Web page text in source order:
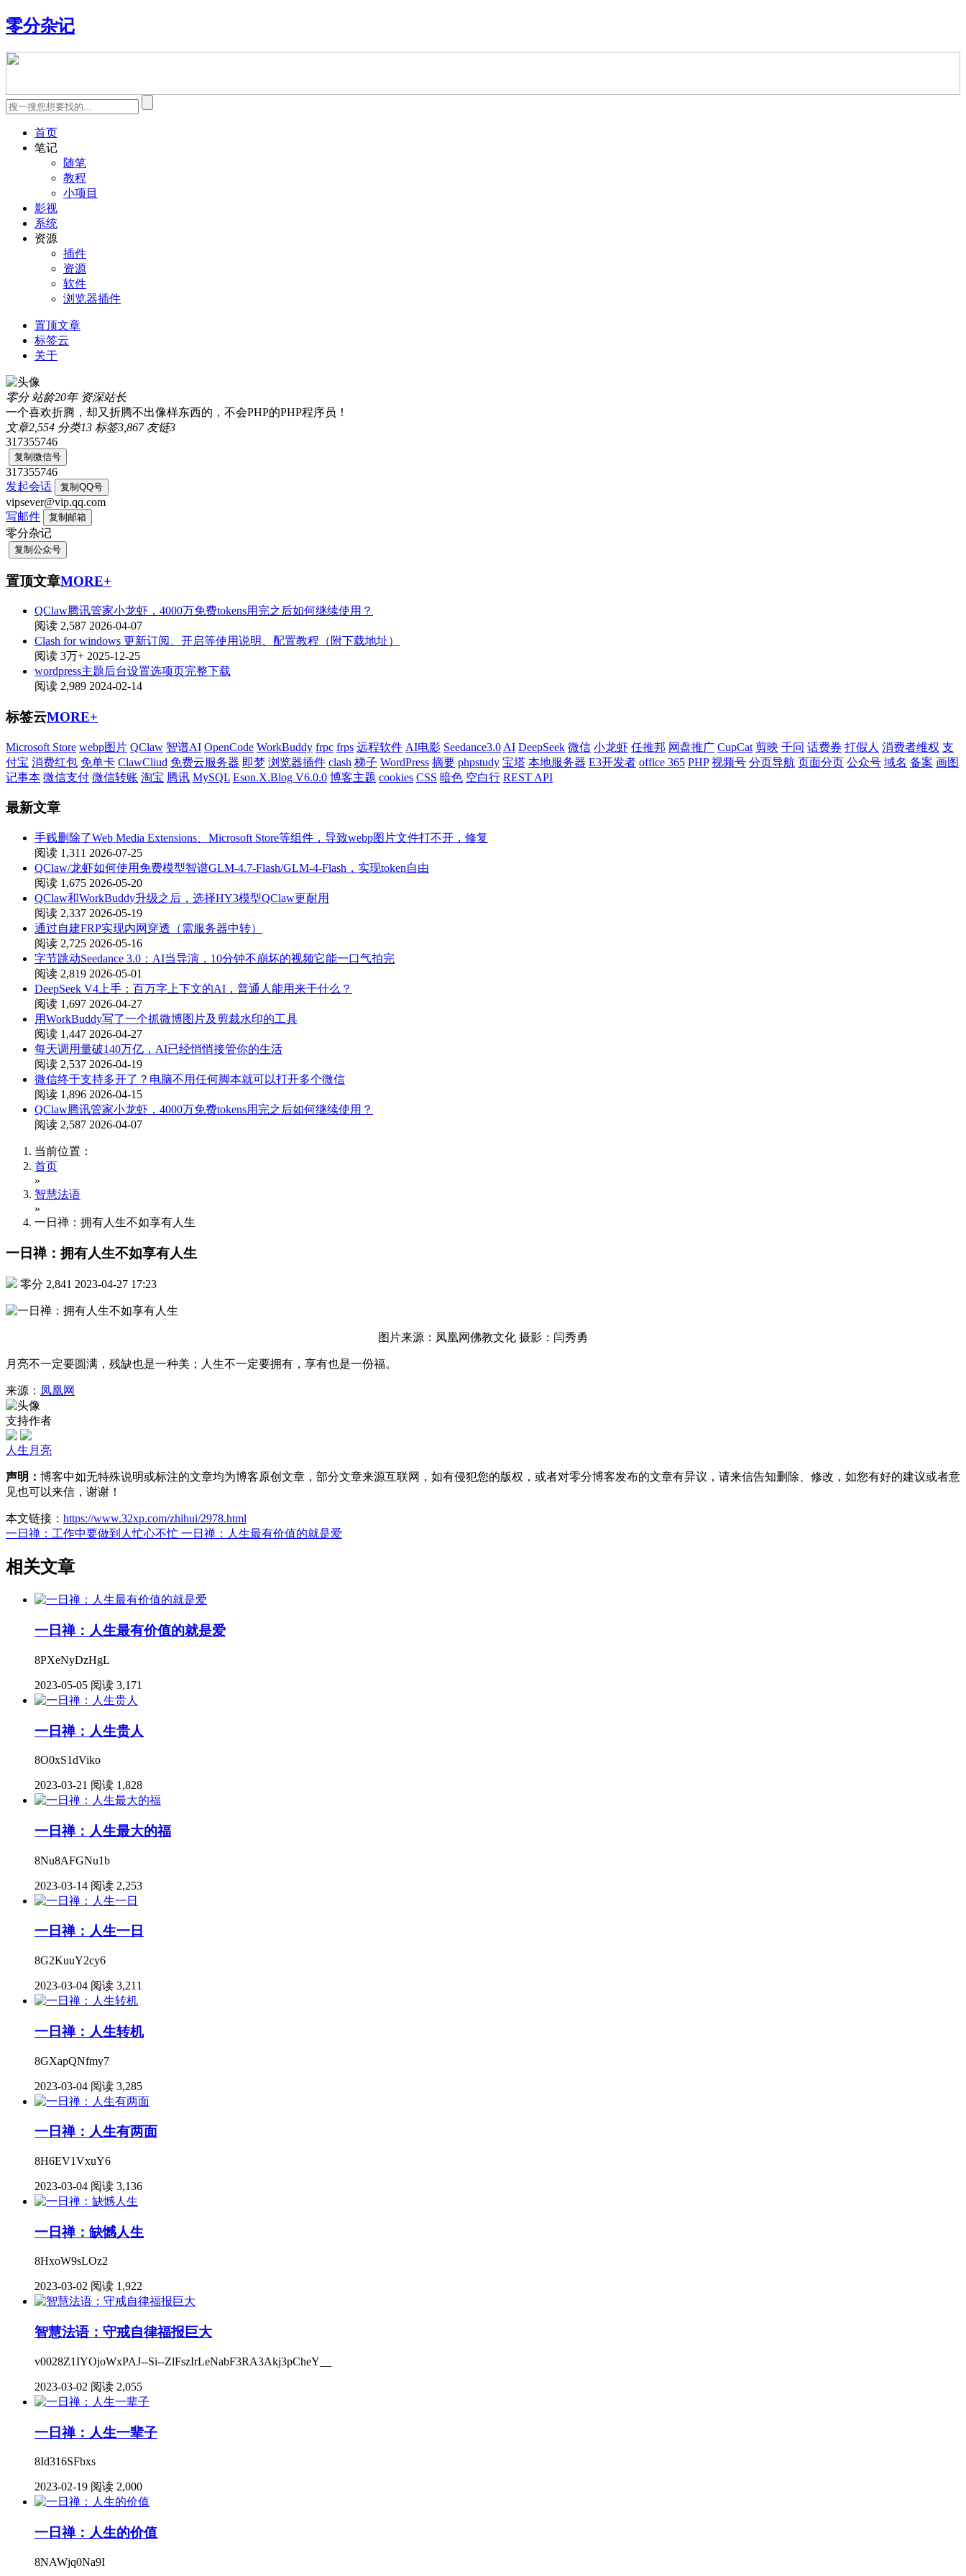
零分杂记
首页
笔记
随笔
教程
小项目
影视
系统
资源
插件
资源
软件
浏览器插件
置顶文章
标签云
关于
零分 站龄20年 资深站长
一个喜欢折腾，却又折腾不出像样东西的，不会PHP的PHP程序员！
文章2,554 分类13 标签3,867 友链3
317355746
复制微信号
317355746
发起会话
复制QQ号
vipsever@vip.qq.com
写邮件
复制邮箱
零分杂记
复制公众号
置顶文章MORE+
QClaw腾讯管家小龙虾，4000万免费tokens用完之后如何继续使用？
阅读 2,587 2026-04-07
Clash for windows 更新订阅、开启等使用说明、配置教程（附下载地址）
阅读 3万+ 2025-12-25
wordpress主题后台设置选项页完整下载
阅读 2,989 2024-02-14
标签云MORE+
Microsoft Store webp图片 QClaw 智谱AI OpenCode WorkBuddy frpc frps 远程软件 AI电影 Seedance3.0 AI DeepSeek 微信 小龙虾 任推邦 网盘推广 CupCat 剪映 千问 话费券 打假人 消费者维权 支
付宝 消费红包 免单卡 ClawCliud 免费云服务器 即梦 浏览器插件 clash 梯子 WordPress 摘要 phpstudy 宝塔 本地服务器 E3开发者 office 365 PHP 视频号 分页导航 页面分页 公众号 域名 备案 画图
记事本 微信支付 微信转账 淘宝 腾讯 MySQL Eson.X.Blog V6.0.0 博客主题 cookies CSS 暗色 空白行 REST API
最新文章
手贱删除了Web Media Extensions、Microsoft Store等组件，导致webp图片文件打不开，修复
阅读 1,311 2026-07-25
QClaw/龙虾如何使用免费模型智谱GLM-4.7-Flash/GLM-4-Flash，实现token自由
阅读 1,675 2026-05-20
QClaw和WorkBuddy升级之后，选择HY3模型QClaw更耐用
阅读 2,337 2026-05-19
通过自建FRP实现内网穿透（需服务器中转）
阅读 2,725 2026-05-16
字节跳动Seedance 3.0：AI当导演，10分钟不崩坏的视频它能一口气拍完
阅读 2,819 2026-05-01
DeepSeek V4上手：百万字上下文的AI，普通人能用来干什么？
阅读 1,697 2026-04-27
用WorkBuddy写了一个抓微博图片及剪裁水印的工具
阅读 1,447 2026-04-27
每天调用量破140万亿，AI已经悄悄接管你的生活
阅读 2,537 2026-04-19
微信终于支持多开了？电脑不用任何脚本就可以打开多个微信
阅读 1,896 2026-04-15
QClaw腾讯管家小龙虾，4000万免费tokens用完之后如何继续使用？
阅读 2,587 2026-04-07
当前位置：
首页
»
智慧法语
»
一日禅：拥有人生不如享有人生
一日禅：拥有人生不如享有人生
零分 2,841 2023-04-27 17:23
图片来源：凤凰网佛教文化 摄影：闫秀勇
月亮不一定要圆满，残缺也是一种美；人生不一定要拥有，享有也是一份福。
来源： 凤凰网
支持作者
人生 月亮
声明： 博客中如无特殊说明或标注的文章均为博客原创文章，部分文章来源互联网，如有侵犯您的版权，或者对零分博客发布的文章有异议，请来信告知删除、修改，如您有好的建议或者意
见也可以来信，谢谢！
本文链接： https://www.32xp.com/zhihui/2978.html
一日禅：工作中要做到人忙心不忙 一日禅：人生最有价值的就是爱
相关文章
一日禅：人生最有价值的就是爱
8PXeNyDzHgL
2023-05-05 阅读 3,171
一日禅：人生贵人
8O0xS1dViko
2023-03-21 阅读 1,828
一日禅：人生最大的福
8Nu8AFGNu1b
2023-03-14 阅读 2,253
一日禅：人生一日
8G2KuuY2cy6
2023-03-04 阅读 3,211
一日禅：人生转机
8GXapQNfmy7
2023-03-04 阅读 3,285
一日禅：人生有两面
8H6EV1VxuY6
2023-03-04 阅读 3,136
一日禅：缺憾人生
8HxoW9sLOz2
2023-03-02 阅读 1,922
智慧法语：守戒自律福报巨大
v0028Z1IYOjoWxPAJ--Si--ZlFszIrLeNabF3RA3Akj3pCheY__
2023-03-02 阅读 2,055
一日禅：人生一辈子
8Id316SFbxs
2023-02-19 阅读 2,000
一日禅：人生的价值
8NAWjq0Na9I